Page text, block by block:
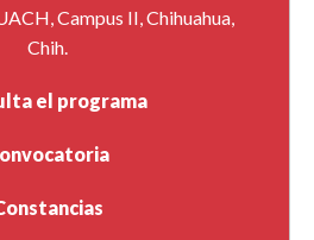
Campus II, Chihuahua,
Chih.
el programa